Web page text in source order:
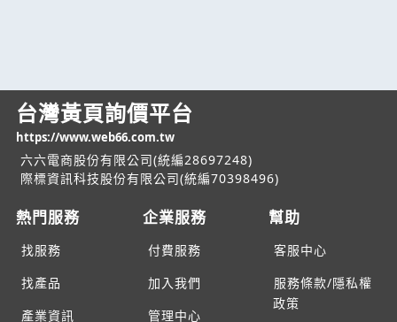
台灣黃頁詢價平台
https://www.web66.com.tw
六六電商股份有限公司(統編28697248)
際標資訊科技股份有限公司(統編70398496)
熱門服務
找服務
找產品
產業資訊
企業服務
付費服務
加入我們
管理中心
幫助
客服中心
服務條款/隱私權
政策